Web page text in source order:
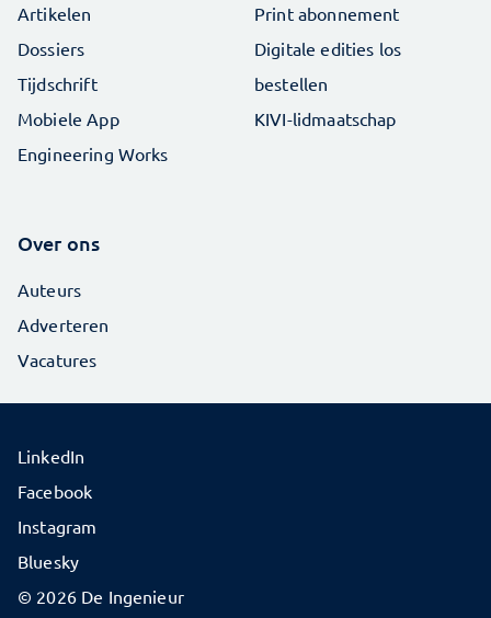
Artikelen
Dossiers
Tijdschrift
Mobiele App
Engineering Works
Print abonnement
Digitale edities los
bestellen
KIVI-lidmaatschap
Over ons
Auteurs
Adverteren
Vacatures
© 2026 De Ingenieur
LinkedIn
Facebook
Instagram
Bluesky